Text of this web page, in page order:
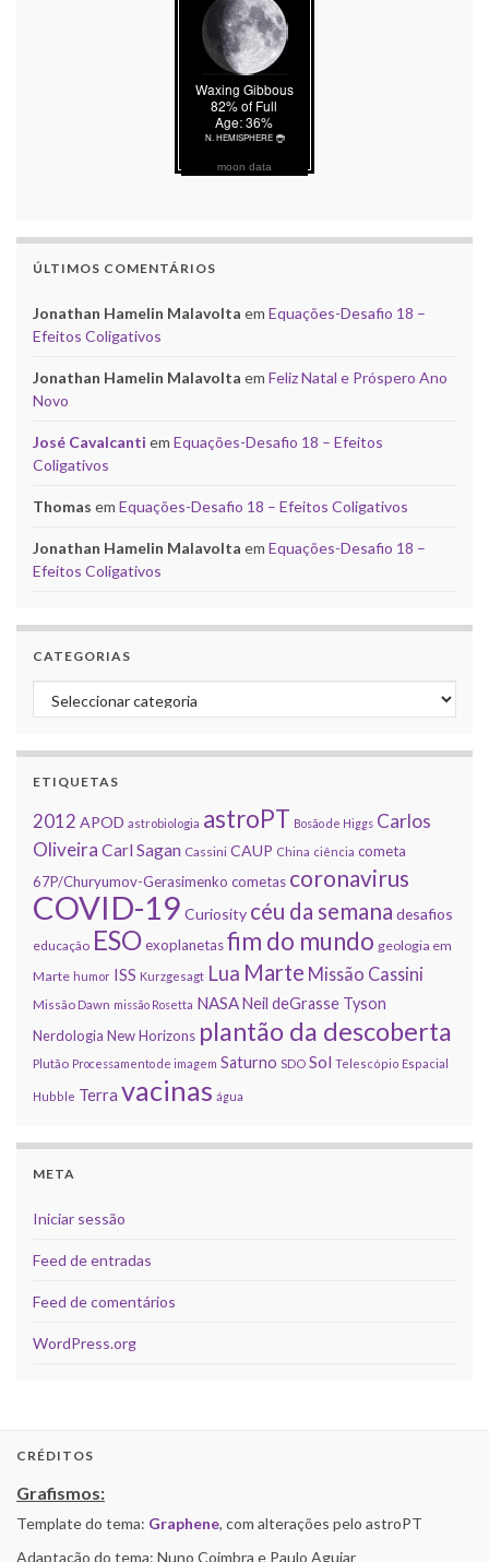
moon data
ÚLTIMOS COMENTÁRIOS
Jonathan Hamelin Malavolta em Equações-Desafio 18 –
Efeitos Coligativos
Jonathan Hamelin Malavolta em Feliz Natal e Próspero Ano
Novo
José Cavalcanti em Equações-Desafio 18 – Efeitos
Coligativos
Thomas em Equações-Desafio 18 – Efeitos Coligativos
Jonathan Hamelin Malavolta em Equações-Desafio 18 –
Efeitos Coligativos
CATEGORIAS
Categorias
ETIQUETAS
2012 APOD astrobiologia astroPT Bosão de Higgs Carlos
Oliveira Carl Sagan Cassini CAUP China ciência cometa
67P/Churyumov-Gerasimenko cometas coronavirus
COVID-19 Curiosity céu da semana desafios
educação ESOexoplanetasfim do mundo geologia em
Marte humor ISS Kurzgesagt Lua Marte Missão Cassini
Missão Dawn missão Rosetta NASANeil deGrasse Tyson
Nerdologia New Horizons plantão da descoberta
Plutão Processamento de imagem Saturno SDO Sol Telescópio Espacial
Hubble Terra vacinas água
META
Iniciar sessão
Feed de entradas
Feed de comentários
WordPress.org
CRÉDITOS
Grafismos:
Template do tema: Graphene, com alterações pelo astroPT
Adaptação do tema: Nuno Coimbra e Paulo Aguiar